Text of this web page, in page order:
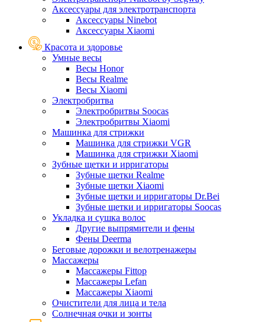
Аксессуары для электротранспорта
Аксессуары Ninebot
Аксессуары Xiaomi
Красота и здоровье
Умные весы
Весы Honor
Весы Realme
Весы Xiaomi
Электробритва
Электробритвы Soocas
Электробритвы Xiaomi
Машинка для стрижки
Машинка для стрижки VGR
Машинка для стрижки Xiaomi
Зубные щетки и ирригаторы
Зубные щетки Realme
Зубные щетки Xiaomi
Зубные щетки и ирригаторы Dr.Bei
Зубные щетки и ирригаторы Soocas
Укладка и сушка волос
Другие выпрямители и фены
Фены Deerma
Беговые дорожки и велотренажеры
Массажеры
Массажеры Fittop
Массажеры Lefan
Массажеры Xiaomi
Очистители для лица и тела
Солнечная очки и зонты